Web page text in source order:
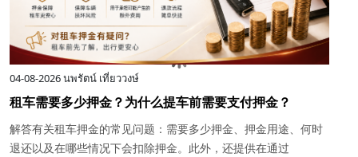
04-08-2026นพรัตน์ เที่ยววงษ์
租车需要多少押金？为什么提车前需要支付押金？
解答有关租车押金的常见问题：需要多少押金、押金用途、何时
退还以及在哪些情况下会扣除押金。此外，还提供在通过